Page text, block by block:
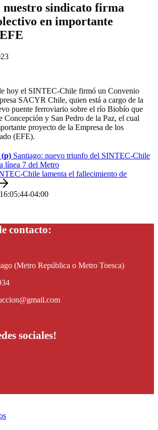
nuestro sindicato firma
en importante
hoy el SINTEC-Chile firmó un Convenio
SACYR Chile, quien está a cargo de la
puente ferroviario sobre el río Biobío que
Concepción y San Pedro de la Paz, el cual
proyecto de la Empresa de los
(EFE).
(p) Santiago: nuevo triunfo del SINTEC-Chile
línea 7 del Metro
Chile lamenta el fallecimiento de
04:00
contacto:
(Metro República o Metro Toesca)
sociales!